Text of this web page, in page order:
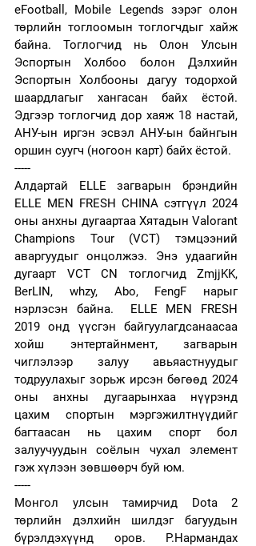
eFootball, Mobile Legends зэрэг олон
төрлийн тоглоомын тоглогчдыг хайж
байна. Тоглогчид нь Олон Улсын
Эспортын Холбоо болон Дэлхийн
Эспортын Холбооны дагуу тодорхой
шаардлагыг хангасан байх ёстой.
Эдгээр тоглогчид дор хаяж 18 настай,
АНУ-ын иргэн эсвэл АНУ-ын байнгын
оршин суугч (ногоон карт) байх ёстой.
-----
Алдартай ELLE загварын брэндийн
ELLE MEN FRESH CHINA сэтгүүл 2024
оны анхны дугаартаа Хятадын Valorant
Champions Tour (VCT) тэмцээний
аваргуудыг онцолжээ. Энэ удаагийн
дугаарт VCT CN тоглогчид ZmjjKK,
BerLIN, whzy, Abo, FengF нарыг
нэрлэсэн байна.  ELLE MEN FRESH
2019 онд үүсгэн байгуулагдсанаасаа
хойш энтертайнмент, загварын
чиглэлээр залуу авьяастнуудыг
тодруулахыг зорьж ирсэн бөгөөд 2024
оны анхны дугаарынхаа нүүрэнд
цахим спортын мэргэжилтнүүдийг
багтаасан нь цахим спорт бол
залуучуудын соёлын чухал элемент
гэж хүлээн зөвшөөрч буй юм.
-----
Монгол улсын тамирчид Dota 2
төрлийн дэлхийн шилдэг багуудын
бүрэлдэхүүнд оров. Р.Нармандах